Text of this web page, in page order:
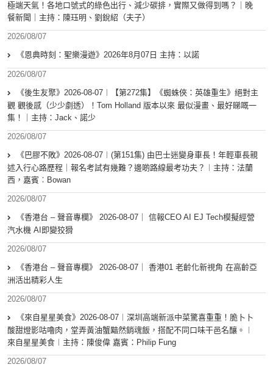
極端天氣！各地口號式的綠色出行、減少碳排，實際又做得到嗎？｜晚
餐新聞｜主持：陳珏明、劉銳紹（夫子）
2026/08/07
《恩典時刻：聖樂漫遊》2026年8月07日 主持：以諾
2026/08/07
《後生友聚》2026-08-07︱【第272集】《蜘蛛俠：英雄重生》絕對主
觀 觀後感（少少劇透）！Tom Holland 版本以來 最似漫畫、最好睇嘅一
集！｜主持：Jack、諾少
2026/08/07
《巴膠不敗》2026-08-07︱(第151集) 由巴士迷變身車長！年輕車長親
述入行心路歷程｜報名考試有幾難？邊啲路線最考功夫？︱主持：法蘭
西，嘉賓︰Bowan
2026/08/07
《香港台 – 聲音專欄》 2026-08-07｜ 信報CEO AI EJ Tech模擬經營
汽水機 AI即變狡猾
2026/08/07
《香港台 – 聲音專欄》 2026-08-07｜ 香港01 老齡化新視角 在高齡亞
洲活出精彩人生
2026/08/07
《來自星星美食》2026-08-07︱深圳高端新派中菜驚喜重重！脆卜卜
酸甜燈影咕嚕肉，堂弄黃油蟹黯然銷魂飯，搭配不同口味干邑名釀。︱
來自星星美食︱主持：陳俊偉 嘉賓：Philip Fung
2026/08/07